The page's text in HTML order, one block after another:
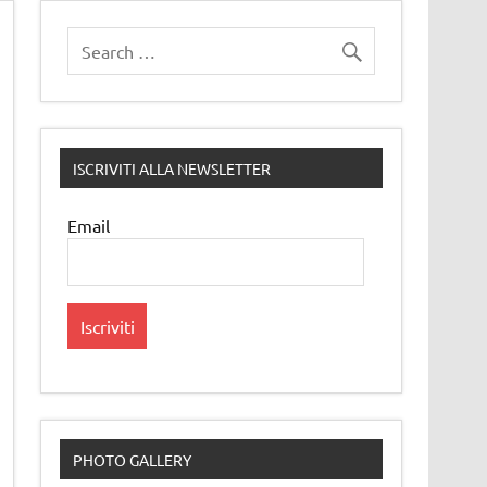
ISCRIVITI ALLA NEWSLETTER
Email
PHOTO GALLERY